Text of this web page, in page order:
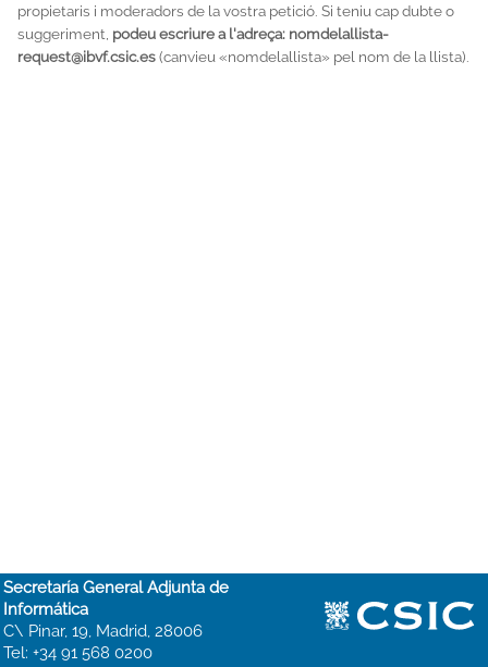
propietaris i moderadors de la vostra petició. Si teniu cap dubte o
suggeriment, podeu escriure a l'adreça: nomdelallista-
request@ibvf.csic.es(canvieu «nomdelallista» pel nom de la llista).
Secretaría General Adjunta de
Informática
C\ Pinar, 19, Madrid, 28006
Tel: +34 91 568 0200